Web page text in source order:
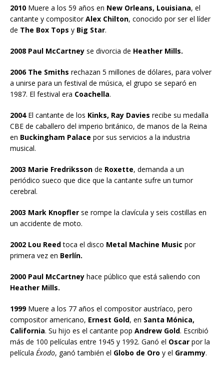
2010 Muere a los 59 años en New Orleans, Louisiana, el
cantante y compositorAlex Chilton, conocido por ser el líder
de The Box Tops y Big Star.
2008 Paul McCartney se divorcia de Heather Mills.
2006 The Smiths rechazan 5 millones de dólares, para volver
a unirse para un festival de música, el grupo se separó en
1987. El festival era Coachella.
2004El cantante de los Kinks, Ray Davies recibe su medalla
CBE de caballero del imperio británico, de manos de la Reina
en Buckingham Palace por sus servicios a la industria
musical.
2003 Marie Fredriksson de Roxette, demanda a un
periódico sueco que dice que la cantante sufre un tumor
cerebral.
2003 Mark Knopfler se rompe la clavícula y seis costillas en
un accidente de moto.
2002 Lou Reedtoca el disco Metal Machine Music por
primera vez en Berlín.
2000 Paul McCartney hace público que está saliendo con
Heather Mills.
1999Muere a los 77 años el compositor austríaco, pero
compositor americano, Ernest Gold, en Santa Mónica,
California. Su hijo es el cantante pop Andrew Gold. Escribió
más de 100 películas entre 1945 y 1992. Ganó el Oscar por la
película Éxodo, ganó también el Globo de Oro y el Grammy.